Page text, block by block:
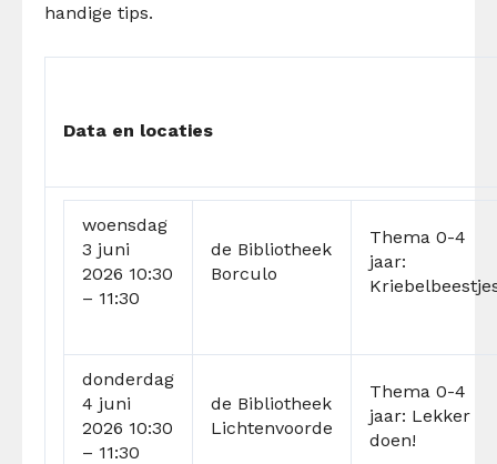
handige tips.
Data en locaties
woensdag
3 juni
2026 10:30
– 11:30
de Bibliotheek
Borculo
Thema 0-4
jaar:
donderdag
4 juni
2026 10:30
– 11:30
de Bibliotheek
Lichtenvoorde
Thema 0-4
jaar: Lekker
doen!